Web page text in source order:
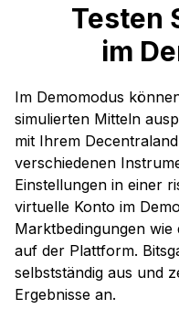
Testen
im
Im Demomodus
simulierten Mitteln
mit Ihrem
verschiedenen
Einstellungen in einer
virtuelle Konto im
Marktbedingungen
auf der Plattform.
selbstständig aus und
Ergebnisse an.